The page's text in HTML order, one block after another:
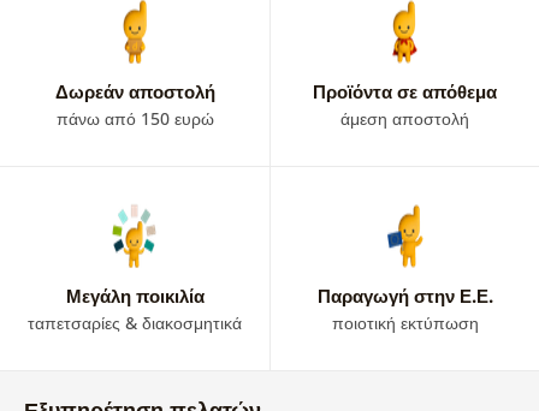
Δωρεάν αποστολή
πάνω από 150 ευρώ
Προϊόντα σε απόθεμα
άμεση αποστολή
Μεγάλη ποικιλία
ταπετσαρίες & διακοσμητικά
Παραγωγή στην Ε.Ε.
ποιοτική εκτύπωση